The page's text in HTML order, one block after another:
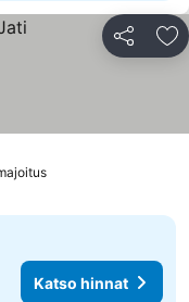
Jaa
Katso hinnat